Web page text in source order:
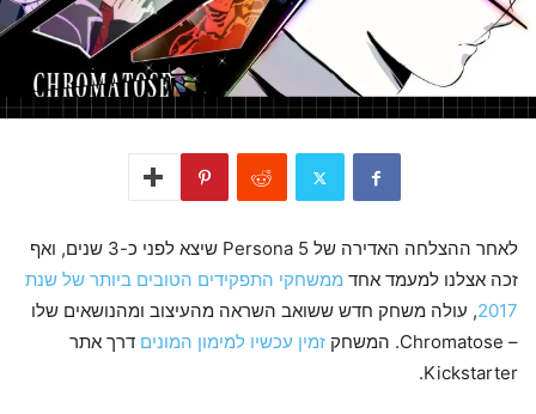
לאחר ההצלחה האדירה של Persona 5 שיצא לפני כ-3 שנים, ואף
זכה אצלנו למעמד אחד ממשחקי התפקידים הטובים ביותר של שנת
2017, עולה משחק חדש ששואב השראה מהעיצוב ומהנושאים שלו
– Chromatose. המשחק
זמין עכשיו למימון המונים דרך אתר
Kickstarter.